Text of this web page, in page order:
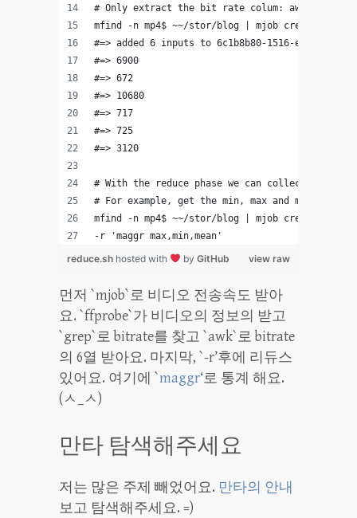
# Only extract the bit rate colum: awk "{print
mfind -n mp4$ ~~/stor/blog | mjob create -o -
#=> added 6 inputs to 6c1b8b80-1516-e8e5-f6b6-
#=> 6900
#=> 672
#=> 10680
#=> 717
#=> 725
#=> 3120
# With the reduce phase we can collect the
# For example, get the min, max and mean bit
mfind -n mp4$ ~~/stor/blog | mjob create -o -
-r 'maggr max,min,mean'
view raw
reduce.sh hosted with by GitHub
먼저 `mjob`로 비디오 전송속도 받아
요. `ffprobe`가 비디오의 정보의 받고
`grep`로 bitrate를 찾고 `awk`로 bitrate
의 6열 받아요. 마지막, `-r’후에 리듀스
있어요. 여기에 `maggr‘로 통계 해요.
(ㅅ_ㅅ)
만타 탐색해주세요
저는 많은 주제 빼었어요. 만타의 안내
보고 탐색해주세요. =)